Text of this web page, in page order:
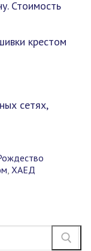
Стоимость
крестом
сетях,
ХАЕД